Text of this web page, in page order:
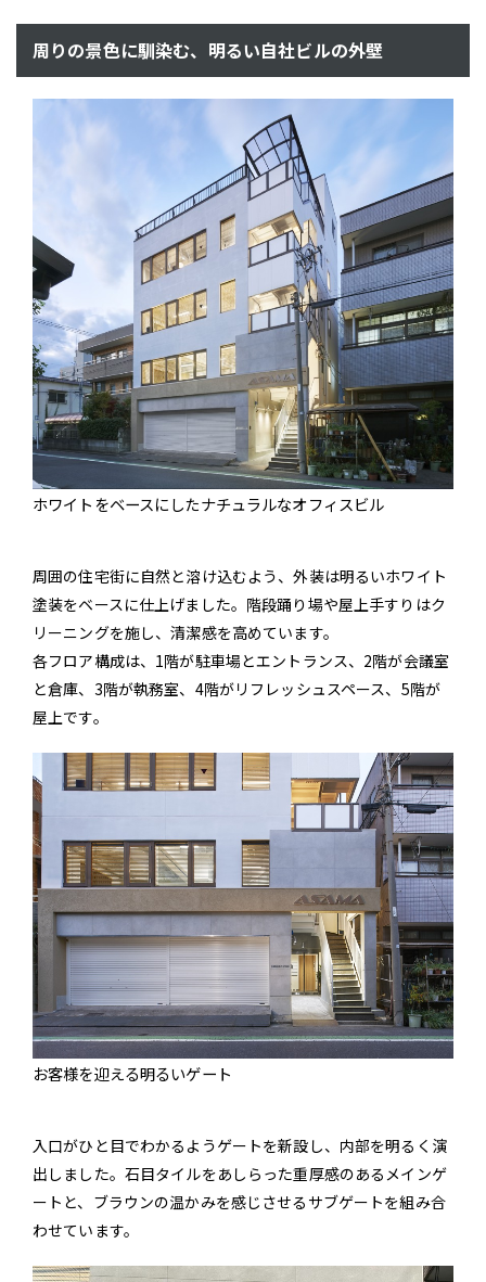
周りの景色に馴染む、明るい自社ビルの外壁
ホワイトをベースにしたナチュラルなオフィスビル
周囲の住宅街に自然と溶け込むよう、外装は明るいホワイト
塗装をベースに仕上げました。階段踊り場や屋上手すりはク
リーニングを施し、清潔感を高めています。
各フロア構成は、1階が駐車場とエントランス、2階が会議室
と倉庫、3階が執務室、4階がリフレッシュスペース、5階が
屋上です。
お客様を迎える明るいゲート
入口がひと目でわかるようゲートを新設し、内部を明るく演
出しました。石目タイルをあしらった重厚感のあるメインゲ
ートと、ブラウンの温かみを感じさせるサブゲートを組み合
わせています。